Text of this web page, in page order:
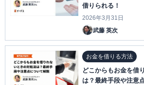
借りられる！
2026年3月31日
武藤 英次
お金を借りる方法
どこからもお金を借
は？最終手段や注意